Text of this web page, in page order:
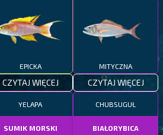
EPICKA
CZYTAJ WIĘCEJ
MITYCZNA
CZYTAJ WIĘCEJ
YELAPA
SUMIK MORSKI
CHUBSUGUŁ
BIAŁORYBICA